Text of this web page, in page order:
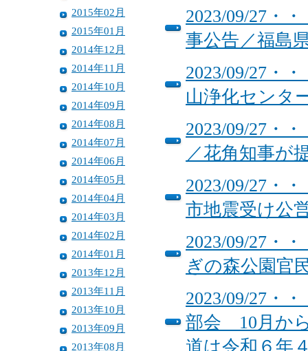
2015年02月
2015年01月
2014年12月
2014年11月
2014年10月
2014年09月
2014年08月
2014年07月
2014年06月
2014年05月
2014年04月
2014年03月
2014年02月
2014年01月
2013年12月
2013年11月
2013年10月
2013年09月
2013年08月
2023/09/27・
事公告／福島
2023/09/27・
山浄化センタ
2023/09/27・
／花角知事が
2023/09/27・
市地震受け公
2023/09/27・
ぎの森公園官
2023/09/27・
部会 10月か
道は令和６年